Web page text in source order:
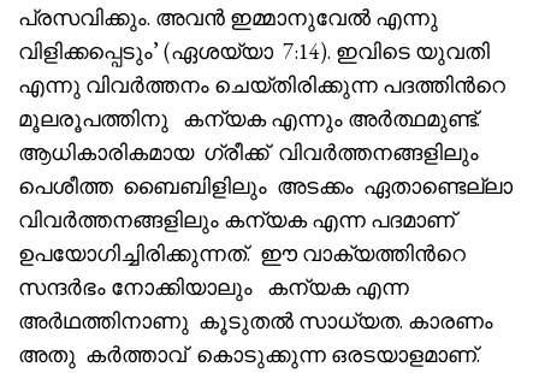
പ്രസവിക്കും. അവൻ ഇമ്മാനുവേൽ എന്നു
വിളിക്കപ്പെടും’ (ഏശയ്യാ 7:14). ഇവിടെ യുവതി
എന്നു വിവർത്തനം ചെയ്തിരിക്കുന്ന പദത്തിൻറെ
മൂലരൂപത്തിനു കന്യക എന്നും അർത്ഥമുണ്ട്.
ആധികാരികമായ ഗ്രീക്ക് വിവർത്തനങ്ങളിലും
പെശീത്ത ബൈബിളിലും അടക്കം ഏതാണ്ടെല്ലാ
വിവർത്തനങ്ങളിലും കന്യക എന്ന പദമാണ്
ഉപയോഗിച്ചിരിക്കുന്നത്. ഈ വാക്യത്തിൻറെ
സന്ദർഭം നോക്കിയാലും കന്യക എന്ന
അർഥത്തിനാണു കൂടുതൽ സാധ്യത. കാരണം
അതു കർത്താവ് കൊടുക്കുന്ന ഒരടയാളമാണ്.